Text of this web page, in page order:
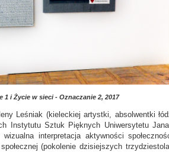
1 i Życie w sieci - Oznaczanie 2, 2017
Leśniak (kieleckiej artystki, absolwentki
Instytutu Sztuk Pięknych Uniwersytetu
interpretacja aktywności
(pokolenie dzisiejszych